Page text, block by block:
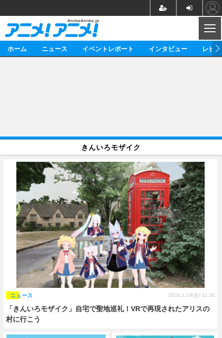
イベント 海外
海外イベント ビジネス
俳優・タレント アーティスト
ビジネス
レビュー
アニメ 実写
書評 イベント
ゲーム 座談会
動画
アニメ 映画/ドラマ
アニメ！アニメ！TV ABEMA Cafe
連載・コラム
ホーム ニュース イベントレポート インタビュー レビ
きんいろモザイク
「きんいろモザイク」自宅で聖地巡礼！VRで再現されたアリスの
村に行こう
ニュース 2024.1.19(金) 11:30